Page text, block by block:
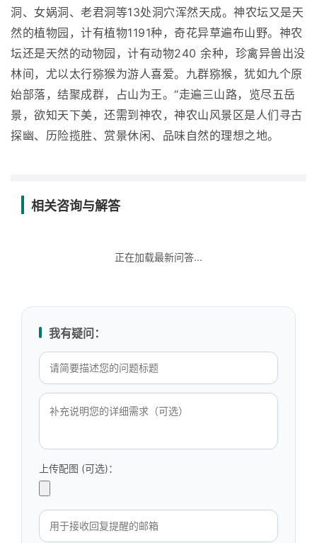
洞、女娲洞、老君洞等13处洞穴浑然天成。神农坛又是天
然的植物园，计有植物1191种，奇花异草遍布山野。神农
坛还是天然的动物园，计有动物240 余种，珍禽异兽出没
林间，尤以太行猕猴为游人喜爱。九群猕猴，犹如九个原
始部落，结聚成群，占山为王。“走遍三山路，览尽五岳
景，欲知天下美，还需到神农，神农山风景区是人们寻古
探幽、历险揽胜、赏景休闲、品味自然的理想之地。
相关咨询与解答
正在加载最新问答...
我有疑问：
上传配图 (可选)：